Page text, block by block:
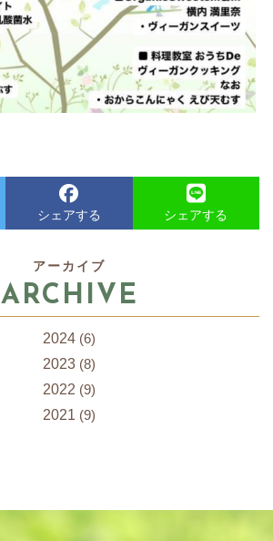
シェアする シェアする
アーカイブ
ARCHIVE
2024 (6)
2023 (8)
2022 (9)
2021 (9)